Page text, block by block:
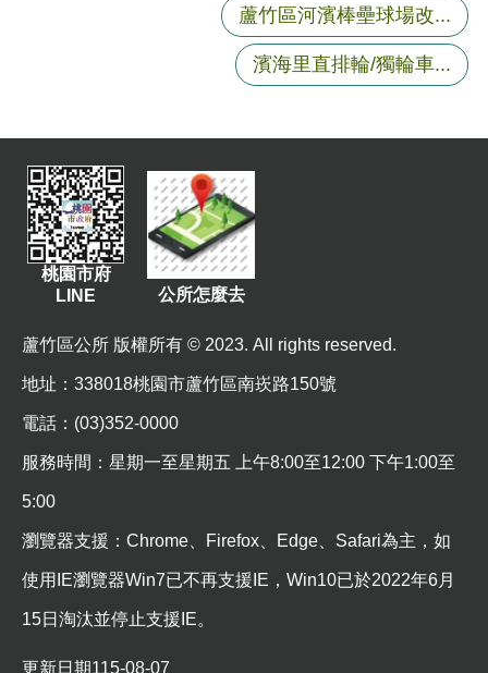
蘆竹區河濱棒壘球場改...
濱海里直排輪/獨輪車...
桃園市府
LINE
公所怎麼去
蘆竹區公所 版權所有 © 2023. All rights reserved.
地址 ：338018桃園市蘆竹區南崁路150號
電話：(03)352-0000
服務時間：星期一至星期五 上午8:00至12:00 下午1:00至
5:00
瀏覽器支援：Chrome、Firefox、Edge、Safari為主，如
使用IE瀏覽器Win7已不再支援IE，Win10已於2022年6月
15日淘汰並停止支援IE。
更新日期115-08-07